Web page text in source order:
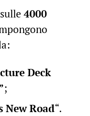
4000
Deck
;
New Road“.